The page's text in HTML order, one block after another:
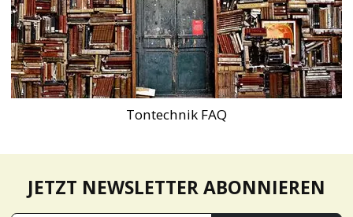
Tontechnik FAQ
JETZT NEWSLETTER ABONNIEREN